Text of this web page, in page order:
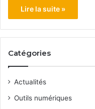
Lire la suite »
Catégories
Actualités
Outils numériques